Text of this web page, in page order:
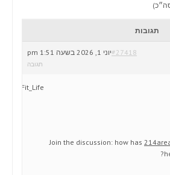
תגובות
יוני 1, 2026 בשעה 1:51 pm#27418
תגובה
Fit_Life
Join the discussion: how has